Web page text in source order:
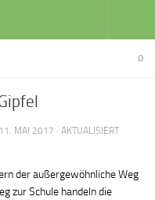
0
11. MAI 2017 · AKTUALISIERT
der außergewöhnliche Weg
zur Schule handeln die